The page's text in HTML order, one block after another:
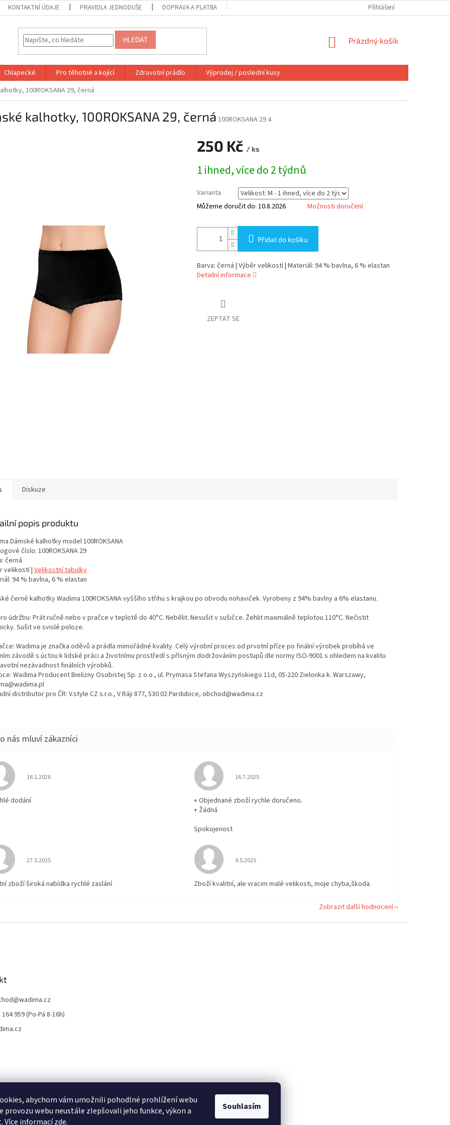
abychom vám umožnili pohodlné prohlížení webu
provozu webu neustále zlepšovali jeho funkce, výkon a
Více informacízde.
Souhlasím
KONTAKTNÍ ÚDAJE PRAVIDLA JEDNODUŠE DOPRAVA A PLATBA VÝMĚNA NEBO VRÁCENÍ
Přihlášení
HLEDAT
NÁKUPNÍ
Prázdný košík
Chlapecké Pro těhotné a kojící Zdravotní prádlo
Výprodej / poslední kusy
100ROKSANA 29, černá
kalhotky, 100ROKSANA 29, černá 100ROKSANA 29 4
250 Kč / ks
cena:
1 ihned, více do 2 týdnů
Varianta
Můžeme doručit do: 10.8.2026 Možnosti doručení
Přidat do košíku
Barva: černá | Výběr velikostí | Materiál: 94 % bavlna, 6 % elastan
Detailní informace
ZEPTAT SE
Diskuze
popis produktu
Dámské kalhotky model 100ROKSANA
číslo: 100ROKSANA 29
černá
velikostí |Velikostní tabulky
94 % bavlna, 6 % elastan
černé kalhotky Wadima 100ROKSANA vyššího střihu s krajkou po obvodu nohaviček. Vyrobeny z 94% bavlny a 6% elastanu.
údržbu: Prát ručně nebo v pračce v teplotě do 40°C. Nebělit. Nesušit v sušičce. Žehlit maximálně teplotou 110°C. Nečistit
Sušit ve svislé poloze.
Wadima je značka oděvů a prádla mimořádné kvality. Celý výrobní proces od prvotní příze po finální výrobek probíhá ve
závodě s úctou k lidské práci a životnímu prostředí s přísným dodržováním postupů dle normy ISO-9001 s ohledem na kvalitu
nezávadnost finálních výrobků.
Wadima Producent Bielizny Osobistej Sp. z o.o., ul. Prymasa Stefana Wyszyńskiego 11d, 05-220 Zielonka k. Warszawy,
distributor pro ČR: V.style CZ s.r.o., V Ráji 877, 530 02 Pardubice, obchod@wadima.cz
Hodnocení obchodu je 5 z 5 hvězdiček.
16.1.2026
dodání
Hodnocení obchodu je 5 z 5 hvězdiček.
16.7.2025
+ Objednané zboží rychle doručeno.
+ Žádná
Spokojenost
Hodnocení obchodu je 5 z 5 hvězdiček.
27.5.2025
zboží široká nabídka rychlé zaslání
Hodnocení obchodu je 5 z 5 hvězdiček.
9.5.2025
Zboží kvalitní, ale vracim malé velikosti, moje chyba,škoda.
Zobrazit další hodnocení
@wadima.cz
164 959 (Po-Pá 8-16h)